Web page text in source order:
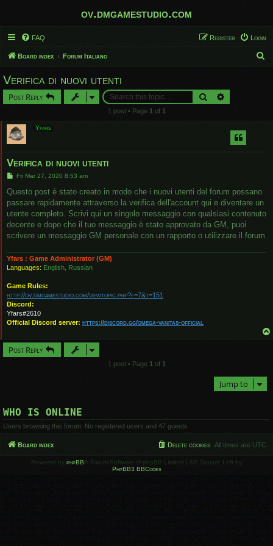
ov.dmgamestudio.com
FAQ Login
Register
Board index Forum Italiano
Verifica di nuovi utenti
Post Reply Search
1 post • Page 1 of 1
Yfars
Verifica di nuovi utenti
P
s
Fri Mar 27, 2020 8:53 am
Questo post è stato creato in modo che i nuovi utenti del forum possano
passare rapidamente attraverso la verifica dell'account qui e diventare un
utente completo. Scrivi qui un singolo messaggio con qualsiasi contenuto
decente e dopo che il tuo messaggio è stato approvato da GM, puoi
scrivere un messaggio GM personale con un rapporto o utilizzare il forum
Yfars : Game Administrator (GM)
Languages: English, Russian
Game Rules:
http://ov.dmgamestudio.com/viewtopic.php?f=7&t=151
Discord:
Yfars#2610
Official Discord server: https://discord.gg/omega-vanitas-official
Post Reply
1 post • Page 1 of 1
Jump to
WHO IS ONLINE
Users browsing this forum: No registered users and 47 guests
Board index All times are UTC
Delete cookies
Powered by phpBB ® Forum Software © phpBB Limited | SE Square Left by
PhpBB3 BBCodes